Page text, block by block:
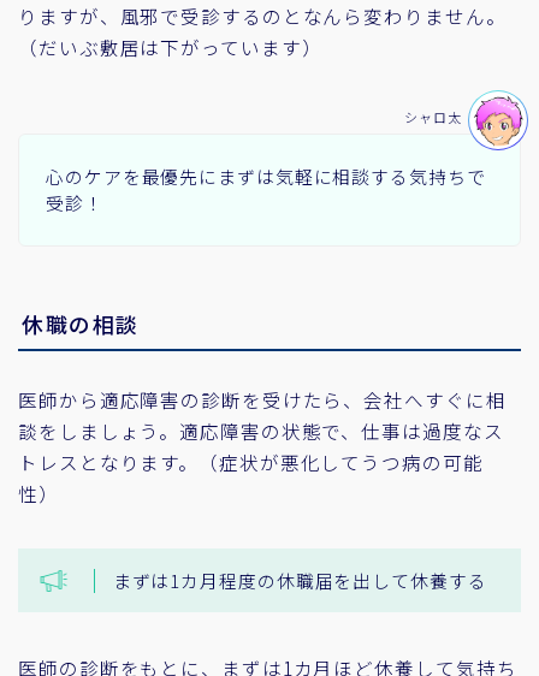
りますが、風邪で受診するのとなんら変わりません。
（だいぶ敷居は下がっています）
心のケアを最優先にまずは気軽に相談する気持ちで
受診！
シャロ太
休職の相談
医師から適応障害の診断を受けたら、会社へすぐに相
談をしましょう。適応障害の状態で、仕事は過度なス
トレスとなります。（症状が悪化してうつ病の可能
性）
まずは1カ月程度の休職届を出して休養する
医師の診断をもとに、まずは1カ月ほど休養して気持ち